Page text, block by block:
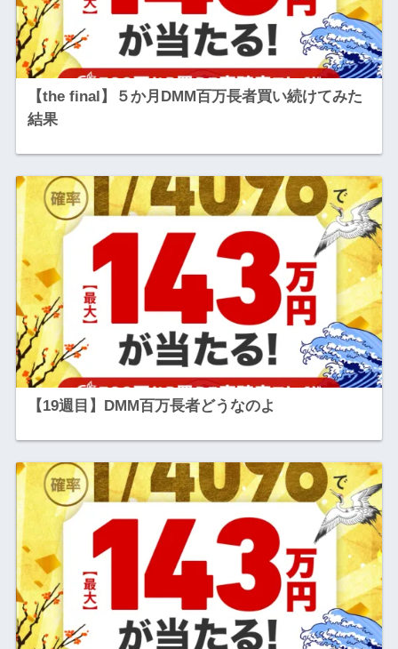
【the final】５か月DMM百万長者買い続けてみた
結果
【19週目】DMM百万長者どうなのよ